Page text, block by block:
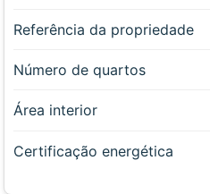
Referência da propriedade
Número de quartos
Área interior
Certificação energética